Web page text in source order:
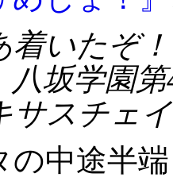
着いたぞ
坂学園
サスチェ
中途半